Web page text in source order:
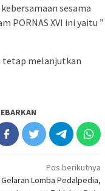
sesama
PORNAS XVI ini yaitu ”
tetap melanjutkan
Pos berikutnya
Lomba Pedalpedia,